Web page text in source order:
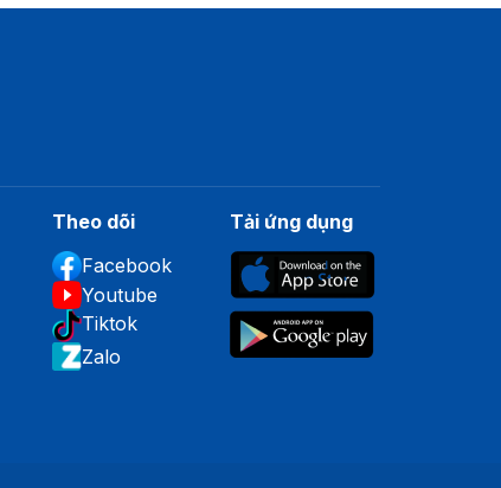
Theo dõi
Facebook
Youtube
Tiktok
Zalo
Tải ứng dụng